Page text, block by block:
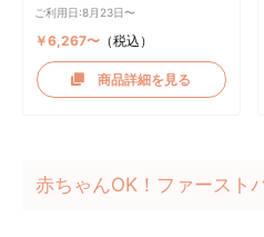
ご利用日:8月23日〜
￥6,267〜（税込）
商品詳細を見る
赤ちゃんOK！ファースト